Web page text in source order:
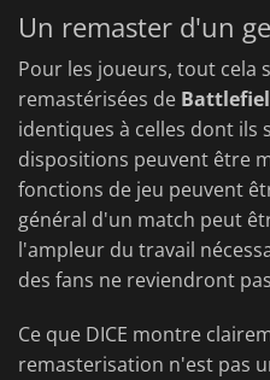
Un remaster d'un
Pour les joueurs, tout cela
remastérisées de
identiques à celles dont ils
dispositions peuvent être
fonctions de jeu peuvent
général d'un match peut
l'ampleur du travail
des fans ne reviendront
Ce que DICE montre
remasterisation n'est pas